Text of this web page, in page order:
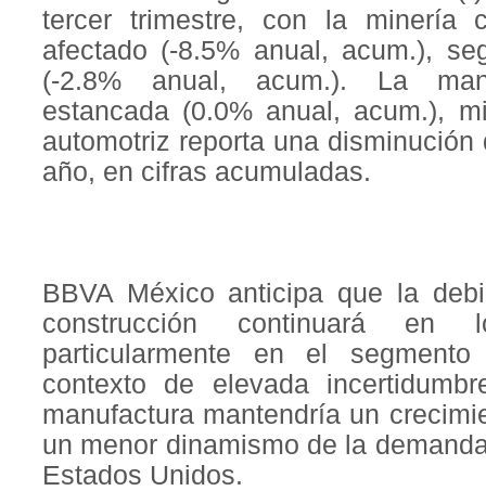
tercer trimestre, con la minería
afectado (-8.5% anual, acum.),
(-2.8% anual, acum.). La
estancada (0.0% anual, acum.),
automotriz reporta una
año, en cifras acumuladas.
BBVA México anticipa que la
construcción continuará en
particularmente en el
contexto de elevada
manufactura mantendría un
un menor dinamismo de la
Estados Unidos.